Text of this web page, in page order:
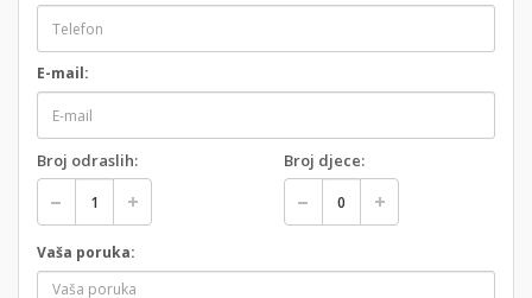
E-mail:
Broj odraslih: Broj djece:
Vaša poruka: